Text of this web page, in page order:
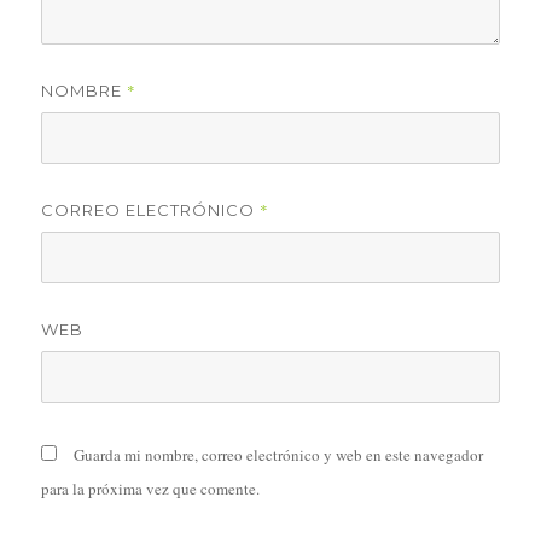
NOMBRE *
CORREO ELECTRÓNICO *
WEB
Guarda mi nombre, correo electrónico y web en este navegador
para la próxima vez que comente.